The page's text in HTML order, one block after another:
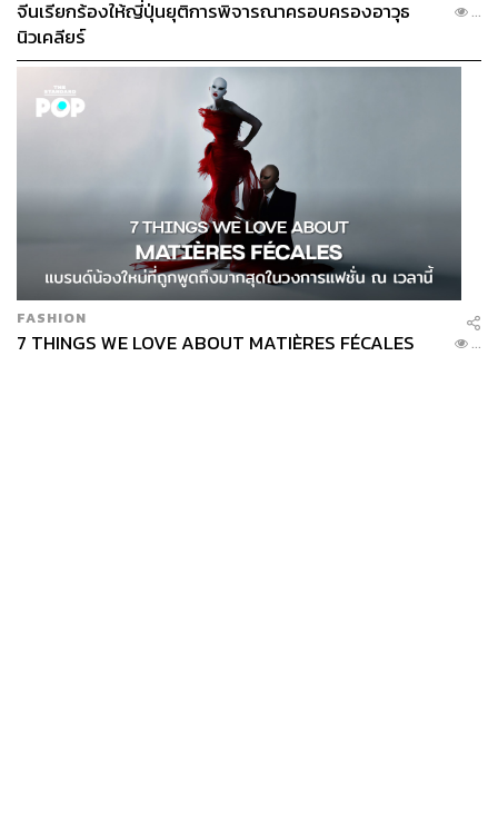
จีนเรียกร้องให้ญี่ปุ่นยุติการพิจารณาครอบครองอาวุธ
นิวเคลียร์
...
FASHION
7 THINGS WE LOVE ABOUT MATIÈRES FÉCALES ...